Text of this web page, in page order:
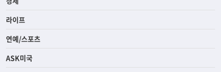
사회
경제
라이프
연예/스포츠